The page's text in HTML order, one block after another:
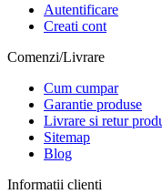
Autentificare
Creati cont
Comenzi/Livrare
Cum cumpar
Garantie produse
Livrare si retur
Sitemap
Blog
Informatii clienti